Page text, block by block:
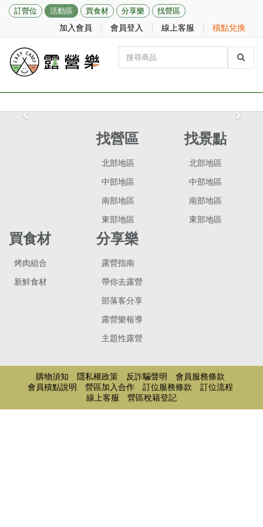
訂營位 活動區 買食材 分享樂 找營區
加入會員 會員登入 線上客服 積點兌換
Previous Next
找營區
北部地區
中部地區
南部地區
東部地區
找景點
北部地區
中部地區
南部地區
東部地區
買食材
烤肉組合
新鮮食材
分享樂
露營指南
帶你去露營
部落客分享
露營樂報導
主題性露營
購物須知 隱私權政策 反詐騙聲明
會員服務條款
會員積點說明
營區加入合作 訂位服務條款
訂位流程
線上客服
營區稅籍登記